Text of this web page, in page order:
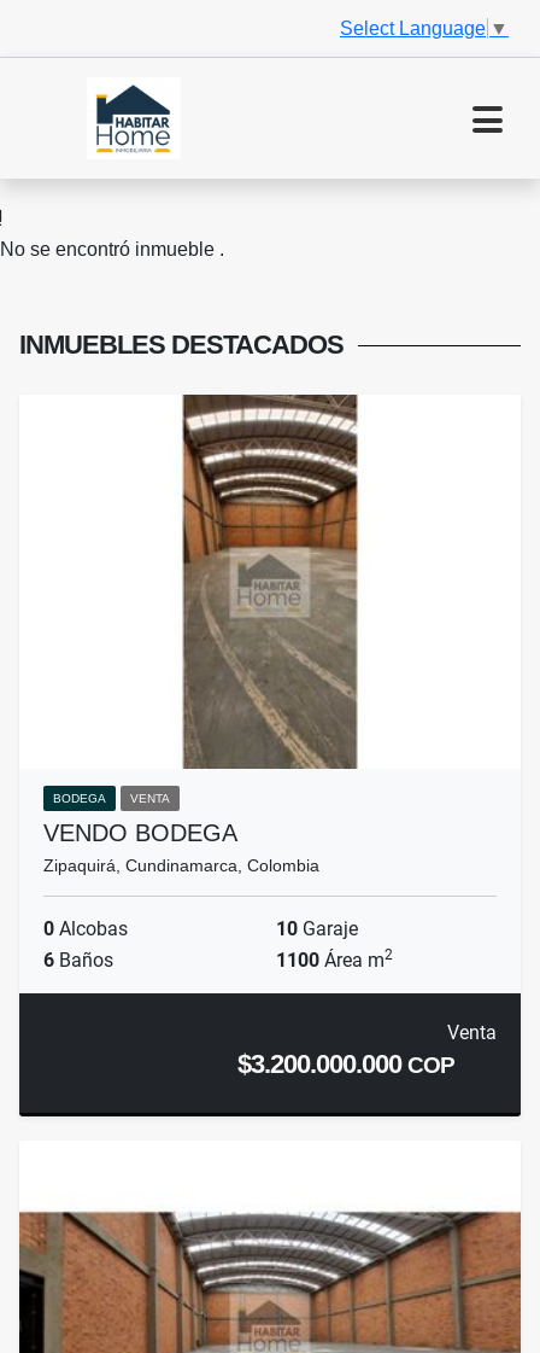
Select Language ▼
No se encontró inmueble .
INMUEBLES DESTACADOS
BODEGA VENTA
VENDO BODEGA
Zipaquirá, Cundinamarca, Colombia
0 Alcobas 10 Garaje
6 Baños 1100 Área m2
Venta
$3.200.000.000COP